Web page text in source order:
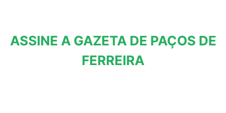
ASSINE A GAZETA DE PAÇOS DE
FERREIRA